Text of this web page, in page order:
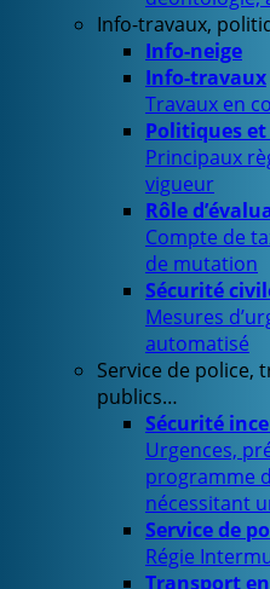
Info-travaux,
Info-neige
Info-travaux
Travaux en
Politiques
Principaux
vigueur
Rôle
Compte de
de mutation
Sécurité
Mesures
automatisé
Service de police,
publics…
Sécurité
Urgences,
programme
nécessitant
Service de
Régie
Transport